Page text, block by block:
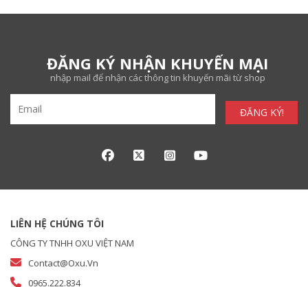
ĐĂNG KÝ NHẬN KHUYẾN MẠI
nhập mail để nhận các thông tin khuyến mãi từ shop
ĐĂNG KÝ!
LIÊN HỆ CHÚNG TÔI
CÔNG TY TNHH OXU VIỆT NAM
Contact@oxu.vn
0965.222.834